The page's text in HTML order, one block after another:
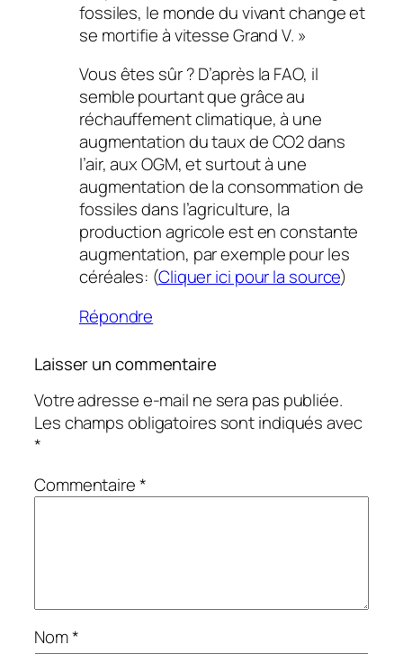
fossiles, le monde du vivant change et
se mortifie à vitesse Grand V. »
Vous êtes sûr ? D’après la FAO, il
semble pourtant que grâce au
réchauffement climatique, à une
augmentation du taux de CO2 dans
l’air, aux OGM, et surtout à une
augmentation de la consommation de
fossiles dans l’agriculture, la
production agricole est en constante
augmentation, par exemple pour les
céréales: (Cliquer ici pour la source)
Répondre
Laisser un commentaire
Votre adresse e-mail ne sera pas publiée.
Les champs obligatoires sont indiqués avec
*
Commentaire*
Nom*